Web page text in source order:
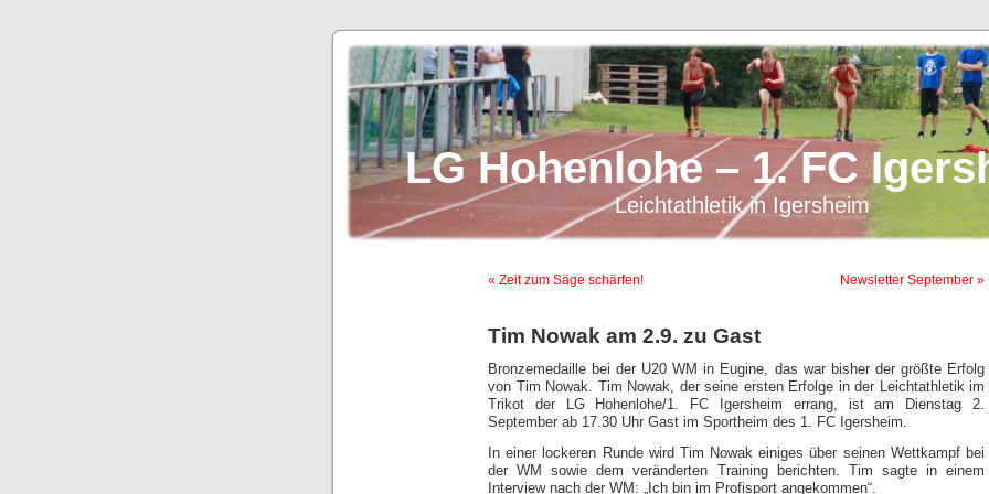
LG Hohenlohe – 1. FC
Leichtathletik in Igersheim
« Zeit zum Säge schärfen! Newsletter September »
Tim Nowak am 2.9. zu Gast
Bronzemedaille bei der U20 WM in Eugine, das war bisher der größte Erfolg
von Tim Nowak. Tim Nowak, der seine ersten Erfolge in der Leichtathletik im
Trikot der LG Hohenlohe/1. FC Igersheim errang, ist am Dienstag 2.
September ab 17.30 Uhr Gast im Sportheim des 1. FC Igersheim.
In einer lockeren Runde wird Tim Nowak einiges über seinen Wettkampf bei
der WM sowie dem veränderten Training berichten. Tim sagte in einem
Interview nach der WM: „Ich bin im Profisport angekommen“.